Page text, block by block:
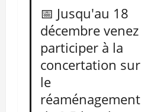
📅 Jusqu'au 18
décembre venez
participer à la
concertation sur
le
réaménagement